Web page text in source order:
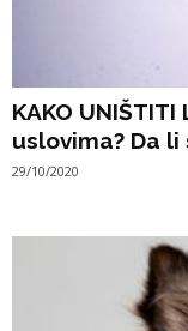
KAKO UNIŠTITI
uslovima? Da li
29/10/2020